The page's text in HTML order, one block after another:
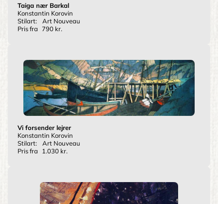
Taiga nær Barkal
Konstantin Korovin
Stilart:
Art Nouveau
Pris fra 790 kr.
Vi forsender lejrer
Konstantin Korovin
Stilart:
Art Nouveau
Pris fra
1.030 kr.